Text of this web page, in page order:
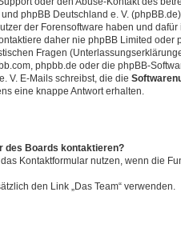
phpBB Deutschland e. V.
der Forensoftware haben und
daher nie phpBB Limited oder
Fragen
phpbb.de oder die phpBB-
V. E-Mails schreibst, die die
eine knappe Antwort erhalten.
des Boards kontaktieren?
Kontaktformular nutzen, wenn die
den Link „Das Team“ verwenden.